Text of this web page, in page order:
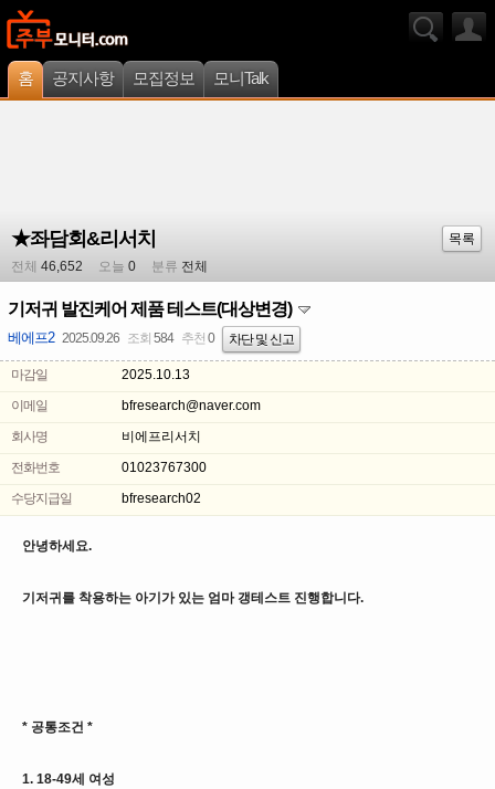
홈 공지사항 모집정보 모니Talk
★좌담회&리서치
목록
전체 46,652 오늘 0 분류 전체
기저귀 발진케어 제품 테스트(대상변경)
베에프2 2025.09.26 조회 584 추천 0 차단 및 신고
마감일
2025.10.13
이메일
bfresearch@naver.com
회사명
비에프리서치
전화번호
01023767300
수당지급일
bfresearch02
안녕하세요.
기저귀를 착용하는 아기가 있는 엄마 갱테스트 진행합니다.
* 공통조건 *
1. 18-49세 여성